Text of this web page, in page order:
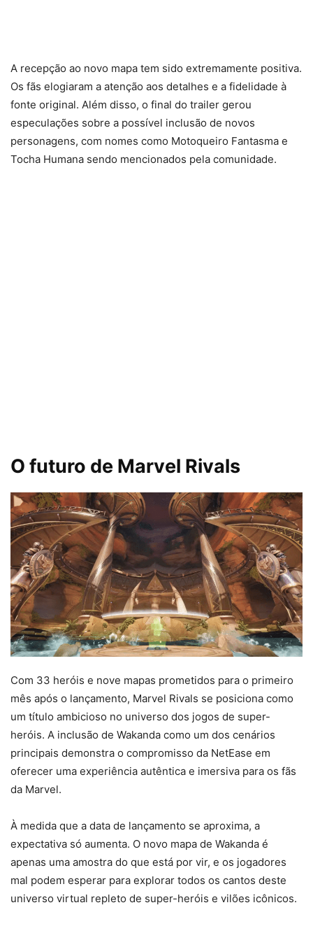
A recepção ao novo mapa tem sido extremamente positiva.
Os fãs elogiaram a atenção aos detalhes e a fidelidade à
fonte original. Além disso, o final do trailer gerou
especulações sobre a possível inclusão de novos
personagens, com nomes como Motoqueiro Fantasma e
Tocha Humana sendo mencionados pela comunidade.
O futuro de Marvel Rivals
Com 33 heróis e nove mapas prometidos para o primeiro
mês após o lançamento, Marvel Rivals se posiciona como
um título ambicioso no universo dos jogos de super-
heróis. A inclusão de Wakanda como um dos cenários
principais demonstra o compromisso da NetEase em
oferecer uma experiência autêntica e imersiva para os fãs
da Marvel.
À medida que a data de lançamento se aproxima, a
expectativa só aumenta. O novo mapa de Wakanda é
apenas uma amostra do que está por vir, e os jogadores
mal podem esperar para explorar todos os cantos deste
universo virtual repleto de super-heróis e vilões icônicos.